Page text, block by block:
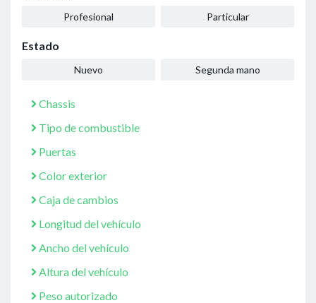
Profesional Particular
Estado
Nuevo Segunda mano
Chassis
Tipo de combustible
Puertas
Color exterior
Caja de cambios
Longitud del vehículo
Ancho del vehículo
Altura del vehículo
Peso autorizado